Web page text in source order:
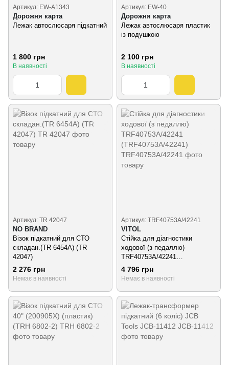
Артикул: EW-A1343
Дорожня карта
Лежак автослюсаря підкатний
1 800 грн
В наявності
Артикул: EW-40
Дорожня карта
Лежак автослюсаря пластик
із подушкою
2 100 грн
В наявності
Артикул: TR 42047
NO BRAND
Візок підкатний для СТО
складан.(TR 6454А) (TR
42047)
2 276 грн
Немає в наявності
Артикул: TRF40753A/42241
VITOL
Стійка для діагностики
ходової (з педаллю)
TRF40753A/42241
(TRF40753A/42241)
4 796 грн
Немає в наявності